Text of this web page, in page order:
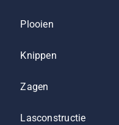
Plooien
Knippen
Zagen
Lasconstructie